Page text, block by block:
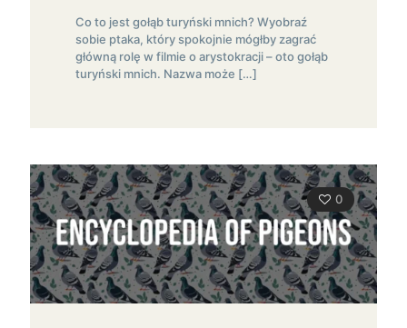
Co to jest gołąb turyński mnich? Wyobraź
sobie ptaka, który spokojnie mógłby zagrać
główną rolę w filmie o arystokracji – oto gołąb
turyński mnich. Nazwa może […]
0